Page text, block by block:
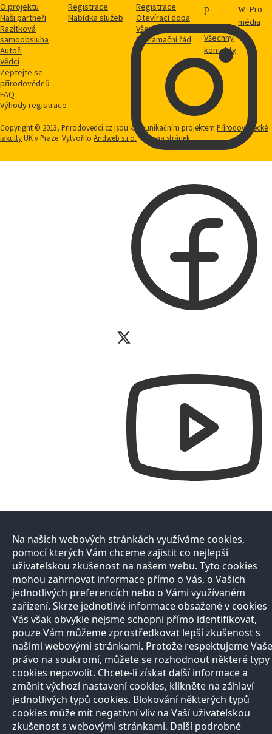
O projektu
Naši partneři
Razítková
samoobsluha
Autoři
Vědci
Zeptejte se
přírodovědců
FAQ
Výhody registrace
Registrace
Nabídka služeb
Registrace
Otevírací doba
Vše o nákupu
Reklamační řád
Všechny
kontakty
Pro
média
Copyright © 2013, Prirodovedci.cz jsou komunikačním projektem Přírodovědecké
fakultyUK v Praze. Vytvořilo Andweb s.r.o. Mapa stránek
Na našich webových stránkách využíváme cookies,
pomocí kterých Vám chceme zajistit co nejlepší
uživatelskou zkušenost na našem webu. Tyto cookies
mohou zahrnovat informace přímo o Vás, o Vašich
jednotlivých preferencích nebo o Vámi využívaném
zařízení. Skrze jednotlivé informace obsažené v cookies
Vás však obvykle nejsme schopni přímo identifikovat,
pouze Vám můžeme zprostředkovat lepší zkušenost s
našimi webovými stránkami. Protože respektujeme Vaše
právo na soukromí, můžete se rozhodnout některé typy
cookies nepovolit. Chcete-li získat další informace a
změnit výchozí nastavení cookies, klikněte na záhlaví
jednotlivých typů cookies. Blokování některých typů
cookies může mít negativní vliv na Vaší uživatelskou
zkušenost s webovými stránkami. Další podrobné